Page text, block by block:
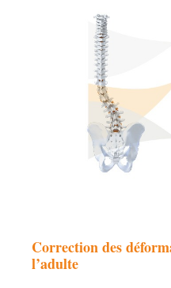
Correction des
l’adulte